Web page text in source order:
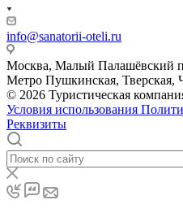
info@sanatorii-oteli.ru
Москва, Малый Палашёвский
Метро Пушкинская, Тверская,
© 2026 Туристическая
Условия использования
Реквизиты